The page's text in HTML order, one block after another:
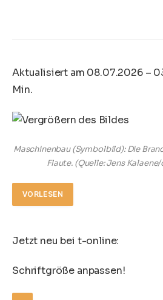
Aktualisiert am 08.07.2026 –
Min.
Maschinenbau (Symbolbild): Die
Flaute.(Quelle: Jens
VORLESEN
Jetzt neu bei t-online:
Schriftgröße anpassen!